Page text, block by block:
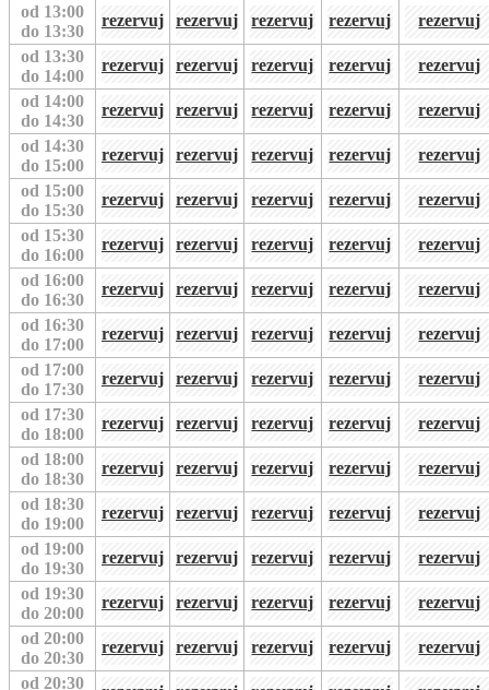
od 13:00
do 13:30
rezervuj rezervuj rezervuj rezervuj
rezervuj
od 13:30
do 14:00
rezervuj rezervuj rezervuj rezervuj
rezervuj
od 14:00
do 14:30
rezervuj rezervuj rezervuj rezervuj
rezervuj
od 14:30
do 15:00
rezervuj rezervuj rezervuj rezervuj
rezervuj
od 15:00
do 15:30
rezervuj rezervuj rezervuj rezervuj
rezervuj
od 15:30
do 16:00
rezervuj rezervuj rezervuj rezervuj
rezervuj
od 16:00
do 16:30
rezervuj rezervuj rezervuj rezervuj
rezervuj
od 16:30
do 17:00
rezervuj rezervuj rezervuj rezervuj
rezervuj
od 17:00
do 17:30
rezervuj rezervuj rezervuj rezervuj
rezervuj
od 17:30
do 18:00
rezervuj rezervuj rezervuj rezervuj
rezervuj
od 18:00
do 18:30
rezervuj rezervuj rezervuj rezervuj
rezervuj
od 18:30
do 19:00
rezervuj rezervuj rezervuj rezervuj
rezervuj
od 19:00
do 19:30
rezervuj rezervuj rezervuj rezervuj
rezervuj
od 19:30
do 20:00
rezervuj rezervuj rezervuj rezervuj
rezervuj
od 20:00
do 20:30
rezervuj rezervuj rezervuj rezervuj
rezervuj
od 20:30